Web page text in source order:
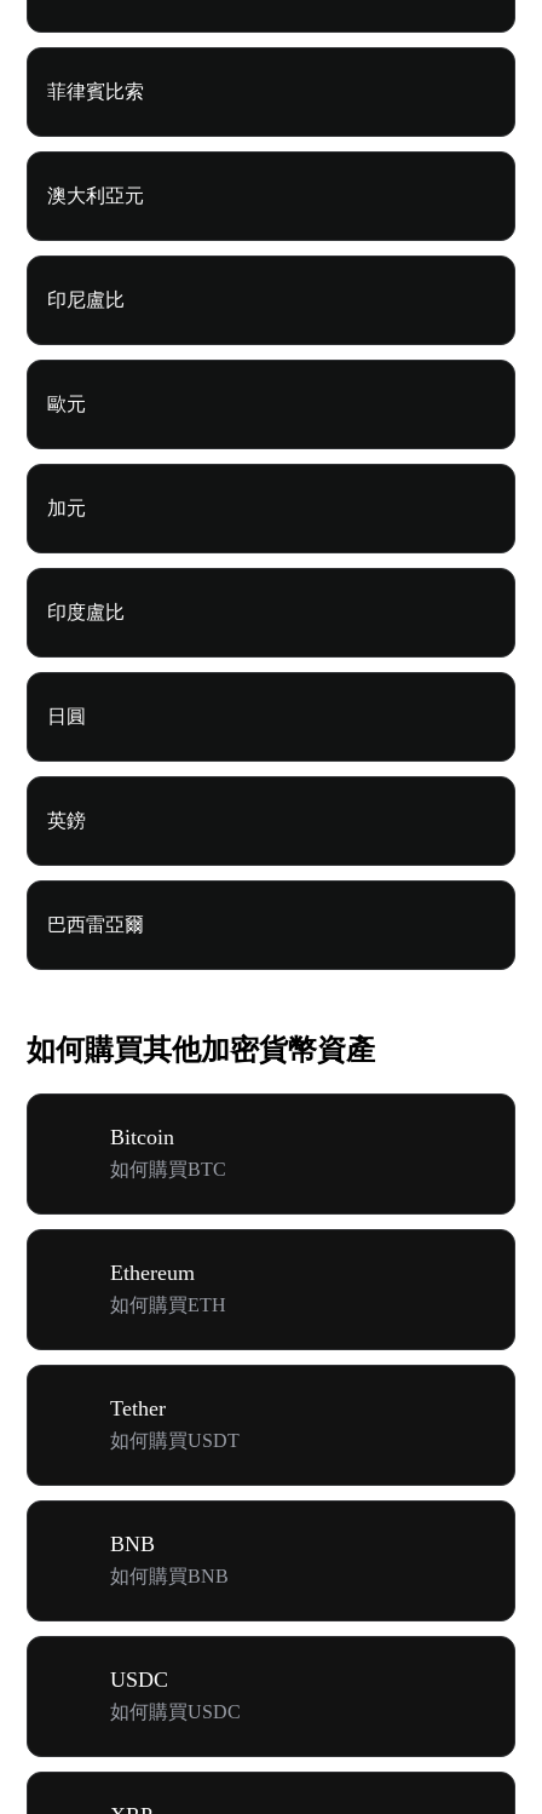
菲律賓比索
澳大利亞元
印尼盧比
歐元
加元
印度盧比
日圓
英鎊
巴西雷亞爾
如何購買其他加密貨幣資產
Bitcoin
如何購買BTC
Ethereum
如何購買ETH
Tether
如何購買USDT
BNB
如何購買BNB
USDC
如何購買USDC